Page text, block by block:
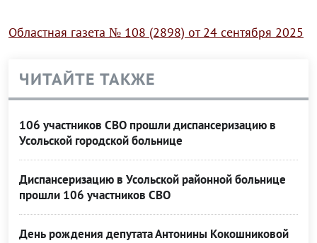
Областная газета № 108 (2898) от 24 сентября 2025
ЧИТАЙТЕ ТАКЖЕ
106 участников СВО прошли диспансеризацию в
Усольской городской больнице
Диспансеризацию в Усольской районной больнице
прошли 106 участников СВО
День рождения депутата Антонины Кокошниковой